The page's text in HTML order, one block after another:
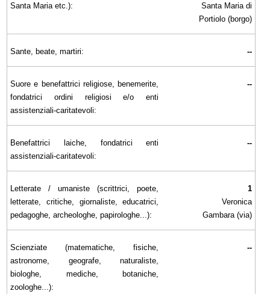
Santa Maria etc.):
Santa Maria di
Portiolo (borgo)
Sante, beate, martiri: --
Suore e benefattrici religiose, benemerite,
fondatrici ordini religiosi e/o enti
assistenziali-caritatevoli:
--
Benefattrici laiche, fondatrici enti
assistenziali-caritatevoli:
--
Letterate / umaniste (scrittrici, poete,
letterate, critiche, giornaliste, educatrici,
pedagoghe, archeologhe, papirologhe...):
1
Veronica
Gambara (via)
Scienziate (matematiche, fisiche,
astronome, geografe, naturaliste,
biologhe, mediche, botaniche,
zoologhe...):
--